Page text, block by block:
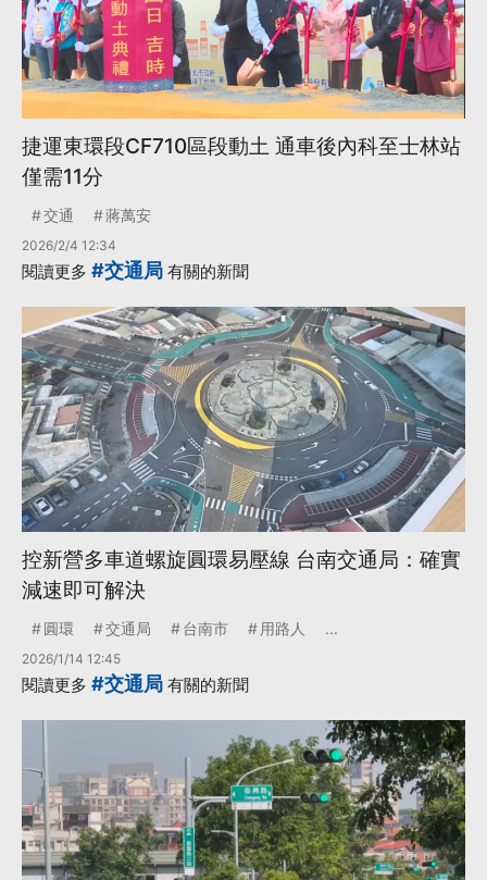
捷運東環段CF710區段動土 通車後內科至士林站
僅需11分
交通 蔣萬安
2026/2/4 12:34
閱讀更多 #交通局 有關的新聞
控新營多車道螺旋圓環易壓線 台南交通局：確實
減速即可解決
圓環 交通局 台南市 用路人 ...
2026/1/14 12:45
閱讀更多 #交通局 有關的新聞